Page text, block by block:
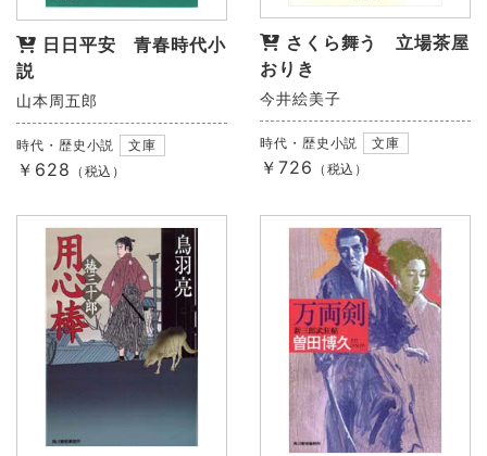
日日平安 青春時代小
説
山本周五郎
時代・歴史小説 文庫
￥628 （税込）
さくら舞う 立場茶屋
おりき
今井絵美子
時代・歴史小説 文庫
￥726 （税込）